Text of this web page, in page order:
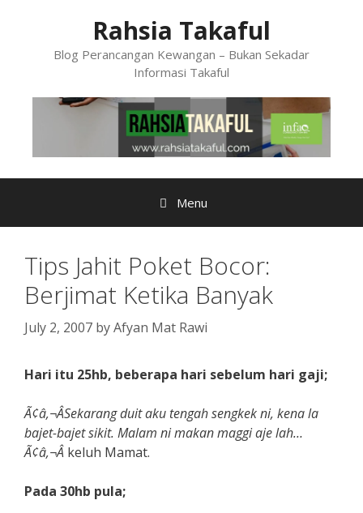
Rahsia Takaful
Blog Perancangan Kewangan – Bukan Sekadar
Informasi Takaful
Menu
Tips Jahit Poket Bocor:
Berjimat Ketika Banyak
July 2, 2007 byAfyan Mat Rawi
Hari itu 25hb, beberapa hari sebelum hari gaji;
Ã¢â‚¬ÂSekarang duit aku tengah sengkek ni, kena la
bajet-bajet sikit. Malam ni makan maggi aje lah…
Ã¢â‚¬Â keluh Mamat.
Pada 30hb pula;